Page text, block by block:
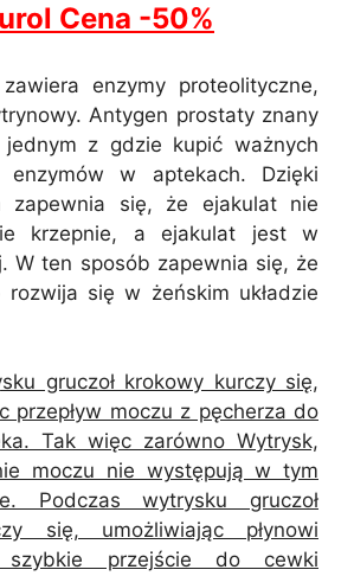
Cena -50%
enzymy proteolityczne,
Antygen prostaty znany
z gdzie kupić ważnych
enzymów w aptekach. Dzięki
zapewnia się, że ejakulat nie
krzepnie, a ejakulat jest w
W ten sposób zapewnia się, że
rozwija się w żeńskim układzie
gruczoł krokowy kurczy się,
przepływ moczu z pęcherza do
Tak więc zarówno Wytrysk,
moczu nie występują w tym
Podczas wytrysku gruczoł
się, umożliwiając płynowi
szybkie przejście do cewki